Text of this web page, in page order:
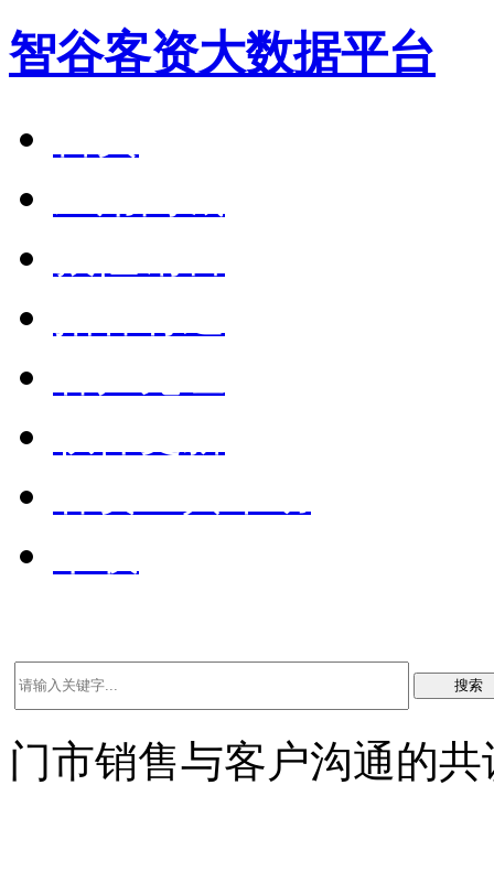
智谷客资大数据平台
搜索
门市销售与客户沟通的